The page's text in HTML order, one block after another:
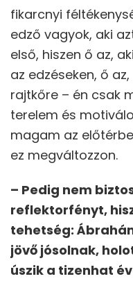
fikarcnyi
edző vagyok, aki
első, hiszen ő az,
az edzéseken, ő
rajtkőre – én csak
terelem és
magam az
ez megváltozzon.
– Pedig nem
reflektorfényt,
tehetség:
jövő jósolnak,
úszik a tizenhat